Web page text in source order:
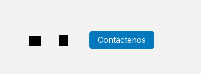
Contáctenos